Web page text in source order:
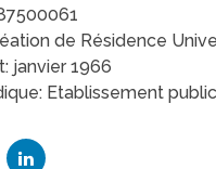
de Résidence
janvier 1966
Etablissement